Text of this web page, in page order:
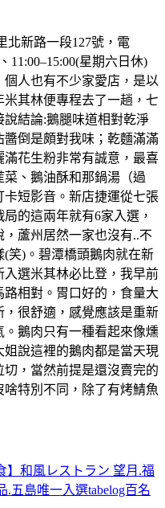
北新路一段127號，電
11:00–15:00(星期六日休)
人也有不少家愛店，是以
米其林便專程去了一趟，七
結論:鵝腿味道相對乾淨
倒是頗對我味；乾麵滿滿
花生粉非常有誠意，最喜
、鵝油酥和那鍋湯（過
短影音。新店捷運從七張
的這兩年就有6家入選，
蘆州居然一家也沒有..不
笑)。碧潭橋頭鵝肉就在新
選米其林必比登，我早前
相對。胃口好的，食量大
很舒適，感覺應該是重新
鵝肉只有一種看起來像燻
說這裡的鵝肉都是當天現
，當然前提是還沒賣完的
特別不同，除了有烤鯖魚
】和風レストラン 望月.福
五島唯一入選tabelog百名